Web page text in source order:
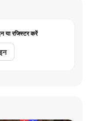
या रजिस्टर करें